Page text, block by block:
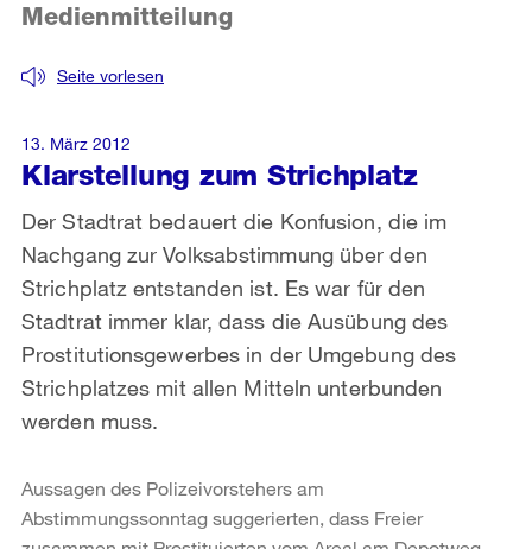
Klarstellung zum Strichplatz
Seite vorlesen
Medienmitteilung
Der Stadtrat bedauert die Konfusion, die im
Nachgang zur Volksabstimmung über den
Strichplatz entstanden ist. Es war für den
Stadtrat immer klar, dass die Ausübung des
Prostitutionsgewerbes in der Umgebung des
Strichplatzes mit allen Mitteln unterbunden
werden muss.
13. März 2012
Aussagen des Polizeivorstehers am
Abstimmungssonntag suggerierten, dass Freier